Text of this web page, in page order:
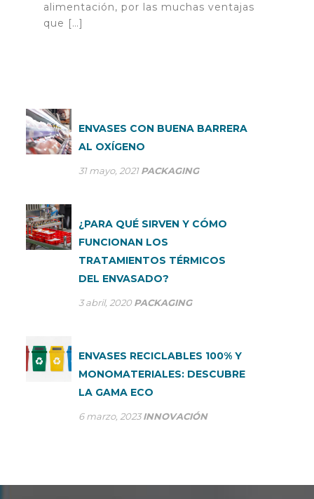
alimentación, por las muchas ventajas
que […]
ENVASES CON BUENA BARRERA
AL OXÍGENO
31 mayo, 2021 PACKAGING
¿PARA QUÉ SIRVEN Y CÓMO
FUNCIONAN LOS
TRATAMIENTOS TÉRMICOS
DEL ENVASADO?
3 abril, 2020 PACKAGING
ENVASES RECICLABLES 100% Y
MONOMATERIALES: DESCUBRE
LA GAMA ECO
6 marzo, 2023 INNOVACIÓN